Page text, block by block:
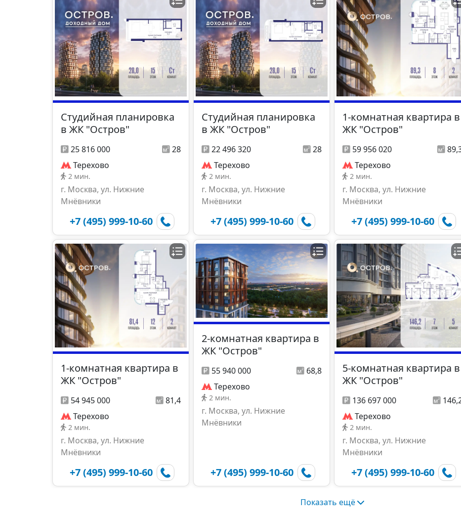
Студийная планировка
в ЖК "Остров"
25 816 000
28
Терехово
2 мин.
г. Москва, ул. Нижние
Мнёвники
+7 (495) 999-10-60
Студийная планировка
в ЖК "Остров"
22 496 320
28
Терехово
2 мин.
г. Москва, ул. Нижние
Мнёвники
+7 (495) 999-10-60
1-комнатная квартира в
ЖК "Остров"
59 956 020
Терехово
2 мин.
г. Москва, ул. Нижние
Мнёвники
+7 (495) 999-10-60
1-комнатная квартира в
ЖК "Остров"
54 945 000
81,4
Терехово
2 мин.
г. Москва, ул. Нижние
Мнёвники
+7 (495) 999-10-60
2-комнатная квартира в
ЖК "Остров"
55 940 000
68,8
Терехово
2 мин.
г. Москва, ул. Нижние
Мнёвники
+7 (495) 999-10-60
5-комнатная квартира в
ЖК "Остров"
136 697 000
Терехово
2 мин.
г. Москва, ул. Нижние
Мнёвники
+7 (495) 999-10-60
Показать ещё